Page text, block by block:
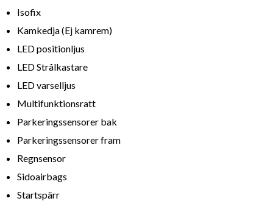
Isofix
Kamkedja (Ej kamrem)
LED positionljus
LED Strålkastare
LED varselljus
Multifunktionsratt
Parkeringssensorer bak
Parkeringssensorer fram
Regnsensor
Sidoairbags
Startspärr